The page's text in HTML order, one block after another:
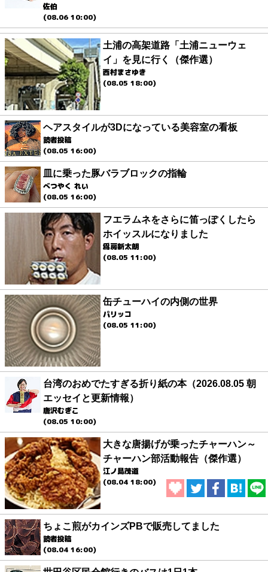
佐伯
(08.06 10:00)
土浦の高架道路「土浦ニューウェ
イ」を見に行く（傑作選）
西村まさゆき
(08.05 18:00)
ヘアスタイルが3Dになっている美容室の看板
読者投稿
(08.05 16:00)
皿に乗った豚バラブロックの指輪
べつやく れい
(08.05 16:00)
フエラムネをさらに笛っぽくしたら
ホイッスルになりました
爲房新太朗
(08.05 11:00)
缶チューハイの内側の世界
パリッコ
(08.05 11:00)
台湾のおめでたすぎる折り紙の本（2026.08.05 朝
エッセイと更新情報）
唐沢むぎこ
(08.05 10:00)
大きな唐揚げが乗ったチャーハン～
チャーハン部活動報告（傑作選）
江ノ島茂道
(08.04 18:00)
ちょこ煎がカインズPBで販売してました
読者投稿
(08.04 16:00)